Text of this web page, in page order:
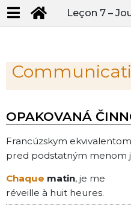
Leçon 7 –
OPAKOVANÁ
Francúzskym
pred podstatným menom
Chaque matin, je me
réveille à huit heures.